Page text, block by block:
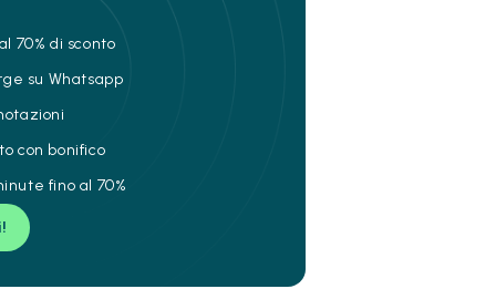
70% di sconto
su Whatsapp
con bonifico
fino al 70%